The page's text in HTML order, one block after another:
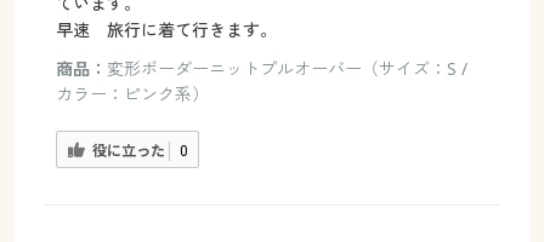
早速 旅行に着て行きます。
商品： 変形ボーダーニットプルオーバー（サイズ：S /
カラー：ピンク系）
役に立った 0